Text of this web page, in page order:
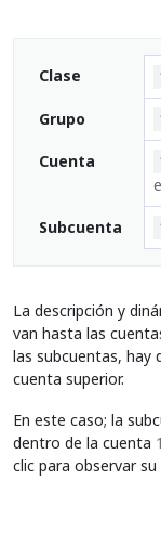
Clase
Grupo
Cuenta
Subcuenta
La descripción y
van hasta las
las subcuentas, hay
cuenta superior.
En este caso; la
dentro de la cuenta
clic para observar